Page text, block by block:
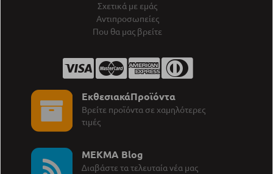
Σχετικά με εμάς
Αντιπροσωπείες
Που θα μας βρείτε
ΕκθεσιακάΠροϊόντα
Βρείτε προϊόντα σε χαμηλότερες
τιμές
MEKMA Blog
∆ιαβάστε τα τελευταία νέα μας